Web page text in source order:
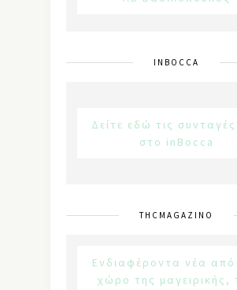
INBOCCA
Δείτε εδώ τις
στο inBocca
THCMAGAZINO
Ενδιαφέροντα νέα από
χώρο της μαγειρικής,